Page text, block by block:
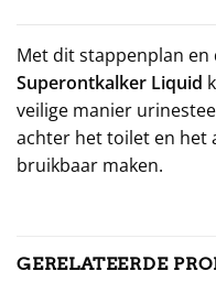
Met dit stappenplan en
Superontkalker Liquid
veilige manier
achter het toilet en het
bruikbaar maken.
GERELATEERDE